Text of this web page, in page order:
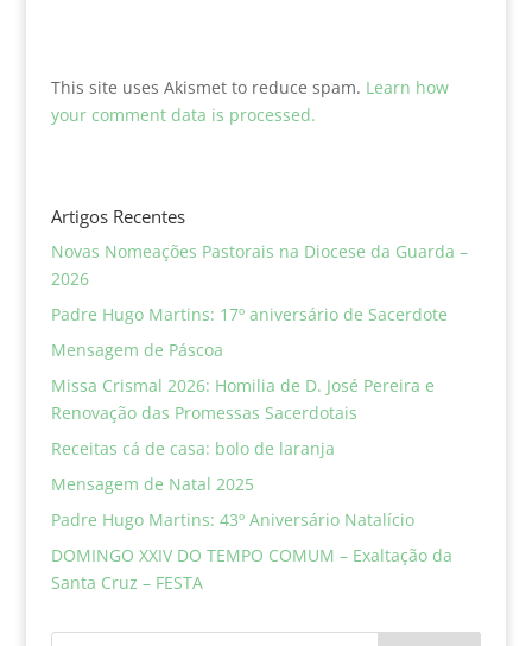
This site uses Akismet to reduce spam. Learn how
your comment data is processed.
Artigos Recentes
Novas Nomeações Pastorais na Diocese da Guarda –
2026
Padre Hugo Martins: 17º aniversário de Sacerdote
Mensagem de Páscoa
Missa Crismal 2026: Homilia de D. José Pereira e
Renovação das Promessas Sacerdotais
Receitas cá de casa: bolo de laranja
Mensagem de Natal 2025
Padre Hugo Martins: 43º Aniversário Natalício
DOMINGO XXIV DO TEMPO COMUM – Exaltação da
Santa Cruz – FESTA